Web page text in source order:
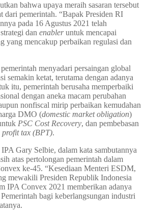
bahwa upaya meraih sasaran tersebut
dari pemerintah. “Bapak Presiden RI
pada 16 Agustus 2021 telah
dan enableruntuk mencapai
yang mencakup perbaikan regulasi dan
menyadari persaingan global
semakin ketat, terutama dengan adanya
itu, pemerintah berusaha memperbaiki
dengan aneka macam perubahan
nonfiscal mirip perbaikan kemudahan
DMO (domestic market obligation)
PSC Cost Recovery, dan pembebasan
profit tax (BPT).
Gary Selbie, dalam kata sambutannya
atas pertolongan pemerintah dalam
ke-45. “Kesediaan Menteri ESDM,
mewakili Presiden Republik Indonesia
IPA Convex 2021 memberikan adanya
bagi keberlangsungan industri